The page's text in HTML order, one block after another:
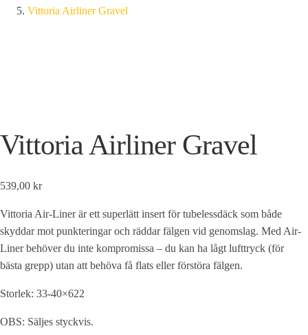
Vittoria Airliner Gravel
Vittoria Airliner Gravel
539,00 kr
Vittoria Air-Liner är ett superlätt insert för tubelessdäck som både
skyddar mot punkteringar och räddar fälgen vid genomslag. Med Air-
Liner behöver du inte kompromissa – du kan ha lågt lufttryck (för
bästa grepp) utan att behöva få flats eller förstöra fälgen.
Storlek: 33-40×622
OBS: Säljes styckvis.